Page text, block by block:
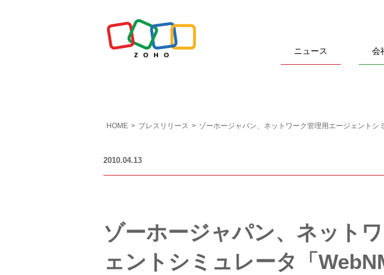
ニュース 会
HOME > プレスリリース > ゾーホージャパン、ネットワーク管理用エージェント
2010.04.13
ゾーホージャパン、ネット
ェントシミュレータ「